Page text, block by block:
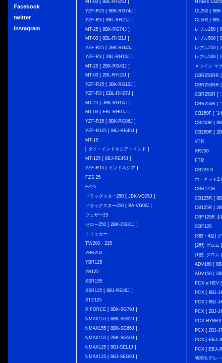
Facebook
twitter
Instagram
MT-03 [ 8BL-RH25J ]
YZF-R25 [ 8BK-RG74J ]
YZF-R3 [ 8BL-RH21J ]
MT-25 [ 8BK-RG74J ]
MT-03 [ 8BL-RH21J ]
YZF-R25 [ 2BK-RG43J ]
YZF-R3 [ 2BL-RH13J ]
MT-25 [ 2BK-RG43J ]
MT-03 [ 2BL-RH13J ]
YZF-R25 [ JBK-RG10J ]
YZF-R3 [ EBL-RH07J ]
MT-25 [ JBK-RG10J ]
MT-03 [ EBL-RH07J ]
YZF-R15 [ 8BK-RG86J ]
YZF-R125 [ 8BJ-RE45J ]
MT-15
[ タイ・インドネシア・インド ]
MT-125 [ 8BJ-RE45J ]
YZF-R15 [ インドネシア ]
FZS 25
FZ25
ドラッグスター250 [ JBK-VG05J ]
ドラッグスター250 [ BA-VG02J ]
フェザー25
セロー250 [ 2BK-DG31J ]
トリッカー
TW200・225
YBR250
YBR125
YB125
XSR155
XSR125 [ 8BJ-RE46J ]
XTZ125
X FORCE [ 8BK-SG79J ]
NMAX155 [ 8BK-SG92J ]
NMAX155 [ 8BK-SG66J ]
NMAX155 [ 2BK-SG50J ]
NMAX125 [ 8BJ-SEL1J ]
NMAX125 [ 8BJ-SEG6J ]
H'ness
CL250 [
CL500 [
レブル250 [
レブル500 [
レブル250 [
レブル500 [
Ｖツイン マ
CBR250RR
CBR250RR
CBR250R [
CBR250R [
CB250F [
CB250R [
CB250R [
VTR
XR250
FTR
CB223 S
ホーネット
CBR125R
CB125R [
CB125R [
CBF125R【
CBF125
[3型・4型]
[2型] グロム
[1型] グロム
ADV160 [
ADV150 [
PCX e:HEV
PCX [ 8BJ-
PCX [ 8BJ-
PCX [ 2BJ-
PCX
PCX [ 2BJ-
PCX [ EBJ-
PCX [ EBJ-
初期モデル